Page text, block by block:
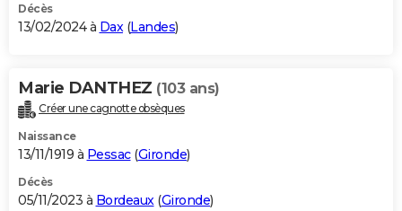
Décès
13/02/2024 à Dax(Landes)
Marie DANTHEZ (103 ans)
Créer une cagnotte obsèques
Naissance
13/11/1919 à Pessac(Gironde)
Décès
05/11/2023 à Bordeaux(Gironde)